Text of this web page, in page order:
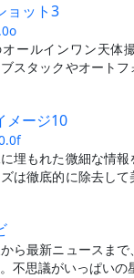
ョット3
ールインワン天体
スタックやオート
メージ10
埋もれた微細な情
は徹底的に除去し
ら最新ニュースま
不思議がいっぱいの